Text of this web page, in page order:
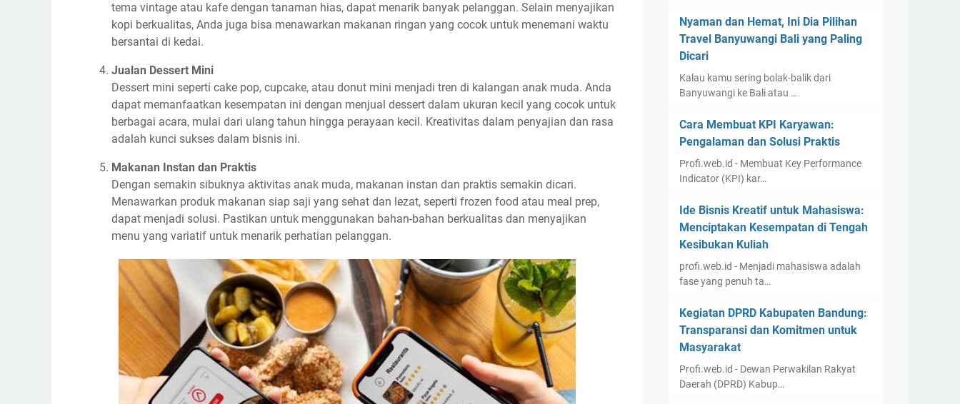
tema vintage atau kafe dengan tanaman hias, dapat menarik banyak pelanggan. Selain menyajikan
kopi berkualitas, Anda juga bisa menawarkan makanan ringan yang cocok untuk menemani waktu
bersantai di kedai.
Jualan Dessert Mini
Dessert mini seperti cake pop, cupcake, atau donut mini menjadi tren di kalangan anak muda. Anda
dapat memanfaatkan kesempatan ini dengan menjual dessert dalam ukuran kecil yang cocok untuk
berbagai acara, mulai dari ulang tahun hingga perayaan kecil. Kreativitas dalam penyajian dan rasa
adalah kunci sukses dalam bisnis ini.
Makanan Instan dan Praktis
Dengan semakin sibuknya aktivitas anak muda, makanan instan dan praktis semakin dicari.
Menawarkan produk makanan siap saji yang sehat dan lezat, seperti frozen food atau meal prep,
dapat menjadi solusi. Pastikan untuk menggunakan bahan-bahan berkualitas dan menyajikan
menu yang variatif untuk menarik perhatian pelanggan.
Nyaman dan Hemat, Ini Dia Pilihan
Travel Banyuwangi Bali yang Paling
Dicari
Kalau kamu sering bolak-balik dari
Banyuwangi ke Bali atau …
Cara Membuat KPI Karyawan:
Pengalaman dan Solusi Praktis
Profi.web.id - Membuat Key Performance
Indicator (KPI) kar…
Ide Bisnis Kreatif untuk Mahasiswa:
Menciptakan Kesempatan di Tengah
Kesibukan Kuliah
profi.web.id - Menjadi mahasiswa adalah
fase yang penuh ta…
Kegiatan DPRD Kabupaten Bandung:
Transparansi dan Komitmen untuk
Masyarakat
Profi.web.id - Dewan Perwakilan Rakyat
Daerah (DPRD) Kabup…